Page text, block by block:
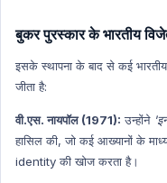
बुकर पुरस्कार के भारतीय
इसके स्थापना के बाद से कई
जीता है:
वी.एस. नायपॉल (1971): उन्होंने
हासिल की, जो कई आख्यानों के
identity की खोज करता है।